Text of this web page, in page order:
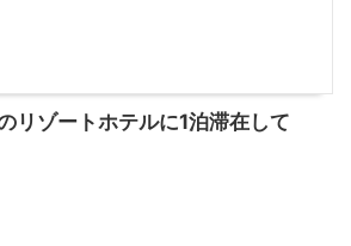
リゾートホテルに1泊滞在して